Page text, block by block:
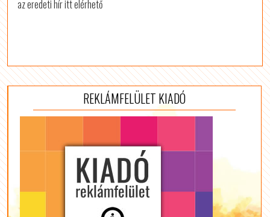
az eredeti hír itt elérhető
REKLÁMFELÜLET KIADÓ